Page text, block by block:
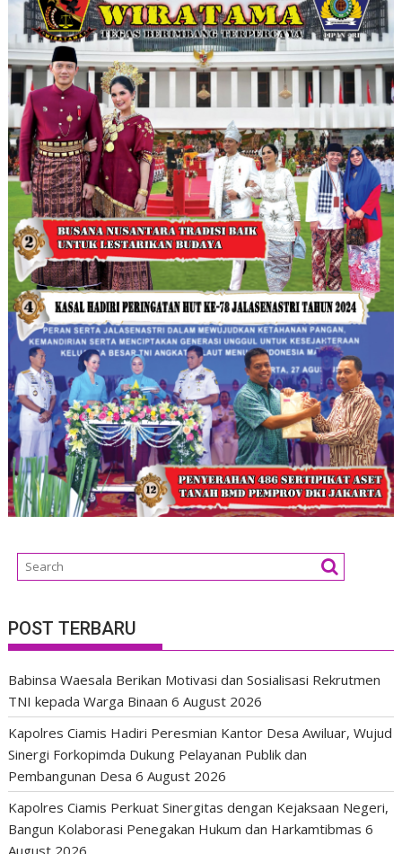
POST TERBARU
Babinsa Waesala Berikan Motivasi dan Sosialisasi Rekrutmen
TNI kepada Warga Binaan 6 August 2026
Kapolres Ciamis Hadiri Peresmian Kantor Desa Awiluar, Wujud
Sinergi Forkopimda Dukung Pelayanan Publik dan
Pembangunan Desa 6 August 2026
Kapolres Ciamis Perkuat Sinergitas dengan Kejaksaan Negeri,
Bangun Kolaborasi Penegakan Hukum dan Harkamtibmas 6